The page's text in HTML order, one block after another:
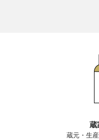
蔵
蔵元・生